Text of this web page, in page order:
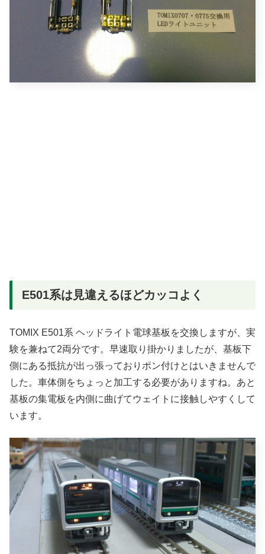
E501系は見違えるほどカッコよく
TOMIX E501系 ヘッドライト電球基板を交換しますが、実
験を兼ねて2両分です。早速取り掛かりましたが、基板下
側にある抵抗が出っ張っておりポン付けとはいきませんで
した。車体側をちょっと加工する必要がありますね。あと
基板の集電板を内側に曲げてウェイトに接触しやすくして
います。